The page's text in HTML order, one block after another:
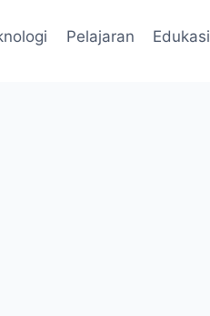
Pelajaran Edukasi